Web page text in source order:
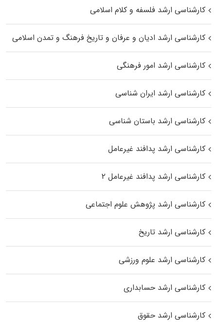
کارشناسی ارشد فلسفه و کلام اسلامی
کارشناسی ارشد ادیان و عرفان و تاریخ فرهنگ و تمدن اسلامی
کارشناسی ارشد امور فرهنگی
کارشناسی ارشد ایران شناسی
کارشناسی ارشد باستان شناسی
کارشناسی ارشد پدافند غیرعامل
کارشناسی ارشد پدافند غیرعامل ۲
کارشناسی ارشد پژوهش علوم اجتماعی
کارشناسی ارشد تاریخ
کارشناسی ارشد علوم ورزشی
کارشناسی ارشد حسابداری
کارشناسی ارشد حقوق